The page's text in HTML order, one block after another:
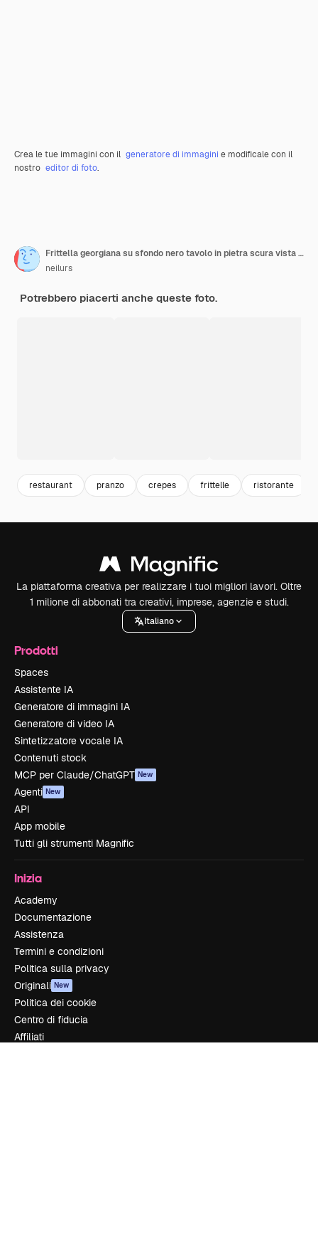
Crea le tue immagini con il generatore di immagini e modificale con il
nostro editor di foto.
Frittella georgiana su sfondo nero tavolo in pietra scura vista dall'alto piatto
neilurs
Potrebbero piacerti anche queste foto.
restaurant pranzo crepes frittelle ristorante
La piattaforma creativa per realizzare i tuoi migliori lavori. Oltre
1 milione di abbonati tra creativi, imprese, agenzie e studi.
Italiano
Prodotti
Spaces
Assistente IA
Generatore di immagini IA
Generatore di video IA
Sintetizzatore vocale IA
Contenuti stock
MCP per Claude/ChatGPT New
Agenti New
API
App mobile
Tutti gli strumenti Magnific
Inizia
Academy
Documentazione
Assistenza
Termini e condizioni
Politica sulla privacy
Originali New
Politica dei cookie
Centro di fiducia
Affiliati